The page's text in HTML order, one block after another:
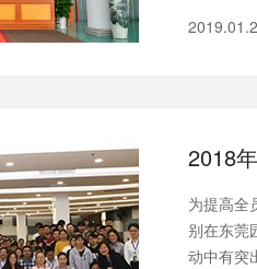
2018
为提高全
别在东莞
动中有突